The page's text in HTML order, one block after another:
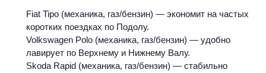
Fiat Tipo (механика, газ/бензин) — экономит на частых
коротких поездках по Подолу.
Volkswagen Polo (механика, газ/бензин) — удобно
лавирует по Верхнему и Нижнему Валу.
Skoda Rapid (механика, газ/бензин) — стабильно